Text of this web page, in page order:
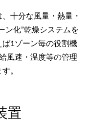
十分な風量・熱量・
ン化”乾燥システムを
1ゾーン毎の役割機
風速・温度等の管理
。
置